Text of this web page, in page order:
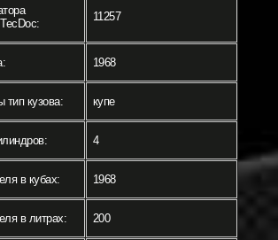
11257
1968
тип кузова: купе
4
в кубах: 1968
в литрах: 200